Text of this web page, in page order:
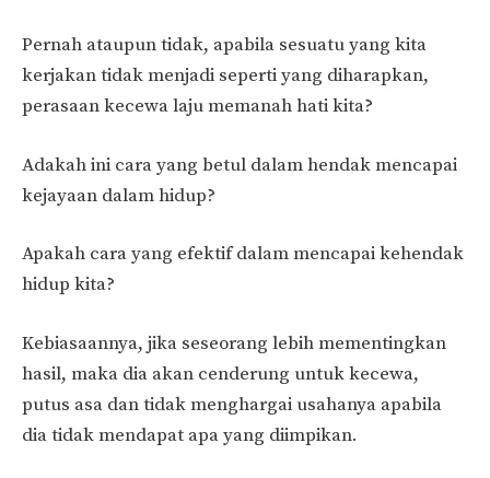
Pernah ataupun tidak, apabila sesuatu yang kita
kerjakan tidak menjadi seperti yang diharapkan,
perasaan kecewa laju memanah hati kita?
Adakah ini cara yang betul dalam hendak mencapai
kejayaan dalam hidup?
Apakah cara yang efektif dalam mencapai kehendak
hidup kita?
Kebiasaannya, jika seseorang lebih mementingkan
hasil, maka dia akan cenderung untuk kecewa,
putus asa dan tidak menghargai usahanya apabila
dia tidak mendapat apa yang diimpikan.